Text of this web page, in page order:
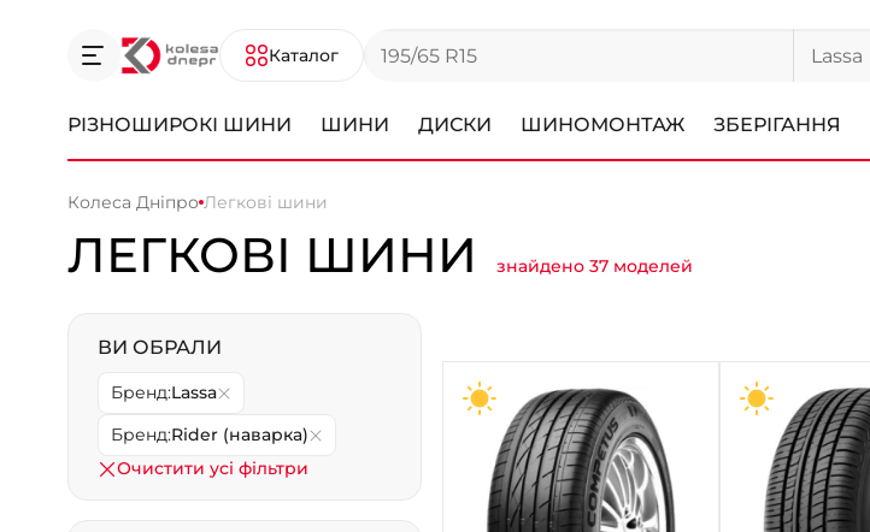
Каталог
РІЗНОШИРОКІ ШИНИ ШИНИ ДИСКИ ШИНОМОНТАЖ ЗБЕРІГАННЯ
Колеса Дніпро Легкові шини
ЛЕГКОВІ ШИНИ знайдено 37 моделей
ВИ ОБРАЛИ
Бренд:Lassa
Бренд:Rider (наварка)
Очистити усі фільтри